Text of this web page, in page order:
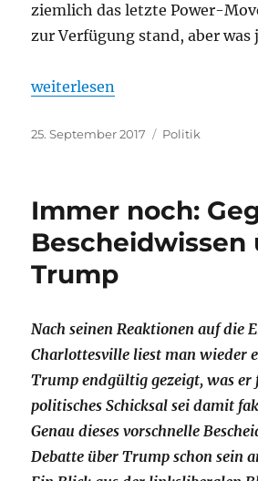
ziemlich das letzte Power-
zur Verfügung stand, aber was
„Petrys Optionen. Erste
weiterlesen
Veröffentlicht
25. September 2017 Kategorien
Politik
Immer noch:
Bescheidwissen
Trump
Nach seinen Reaktionen auf die
Charlottesville liest man wieder
Trump endgültig gezeigt, was er
politisches Schicksal sei damit
Genau dieses vorschnelle
Debatte über Trump schon sein